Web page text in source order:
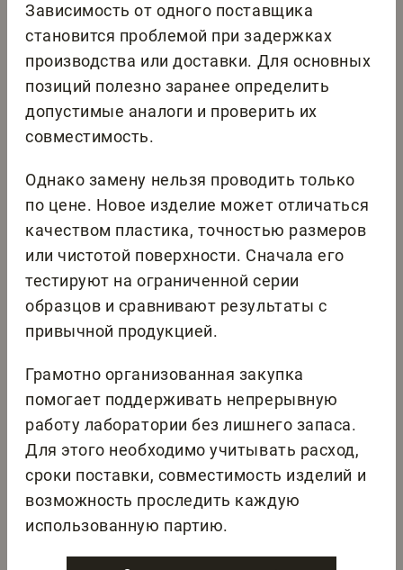
Зависимость от одного поставщика
становится проблемой при задержках
производства или доставки. Для основных
позиций полезно заранее определить
допустимые аналоги и проверить их
совместимость.
Однако замену нельзя проводить только
по цене. Новое изделие может отличаться
качеством пластика, точностью размеров
или чистотой поверхности. Сначала его
тестируют на ограниченной серии
образцов и сравнивают результаты с
привычной продукцией.
Грамотно организованная закупка
помогает поддерживать непрерывную
работу лаборатории без лишнего запаса.
Для этого необходимо учитывать расход,
сроки поставки, совместимость изделий и
возможность проследить каждую
использованную партию.